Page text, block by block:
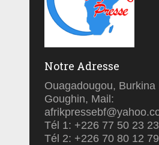
Notre Adresse
Ouagadougou, Burkina
Goughin, Mail:
Tél 1: +226 77 50 23 23
Tél 2: +226 70 80 12 79